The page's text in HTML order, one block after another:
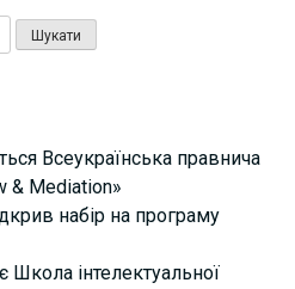
Всеукраїнська правнича
& Mediation»
набір на програму
Школа інтелектуальної